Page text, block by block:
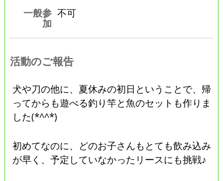
一般参
加
不可
活動のご報告
犬や刀の他に、夏休みの初日ということで、帰
ってからも遊べる釣り竿と魚のセットも作りま
した(*^^*)
初めてなのに、どのお子さんもとても飲み込み
が早く、予定していなかったリースにも挑戦♪